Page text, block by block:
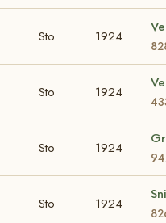
Sto 1924
Sto 1924
Sto 1924
Sto 1924